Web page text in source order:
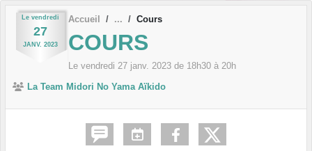
Le vendredi
27
JANV. 2023
Accueil Cours
COURS
Le vendredi 27 janv. 2023 de 18h30 à 20h
La Team Midori No Yama Aïkido